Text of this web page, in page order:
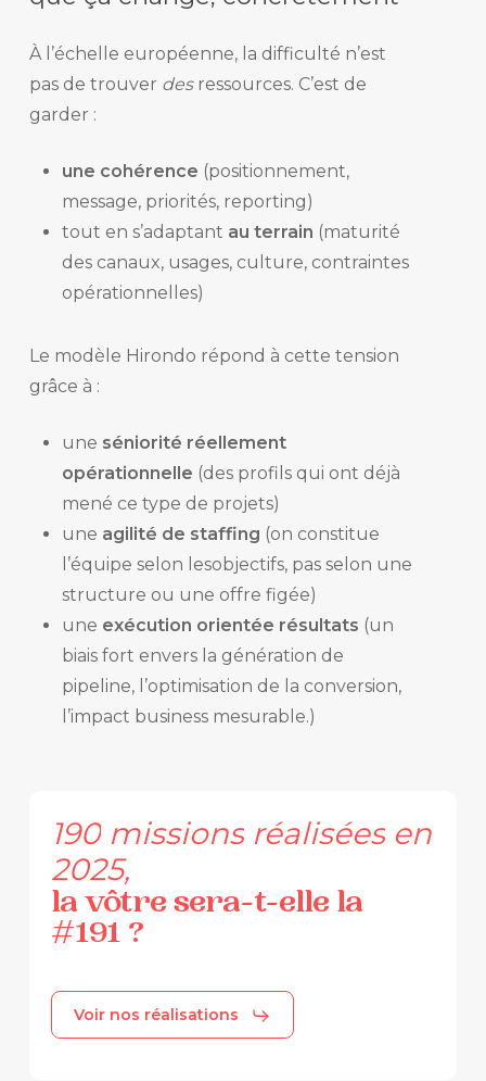
À l’échelle européenne, la difficulté n’est
pas de trouver desressources. C’est de
garder :
une cohérence (positionnement,
message, priorités, reporting)
tout en s’adaptant au terrain (maturité
des canaux, usages, culture, contraintes
opérationnelles)
Le modèle Hirondo répond à cette tension
grâce à :
une séniorité réellement
opérationnelle (des profils qui ont déjà
mené ce type de projets)
une agilité de staffing (on constitue
l’équipe selon lesobjectifs, pas selon une
structure ou une offre figée)
une exécution orientée résultats (un
biais fort envers la génération de
pipeline, l’optimisation de la conversion,
l’impact business mesurable.)
190 missions réalisées en
2025,
la vôtre sera-t-elle la
#191 ?
Voir nos réalisations